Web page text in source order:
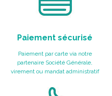
Paiement sécurisé
Paiement par carte via notre
partenaire Société Générale,
virement ou mandat administratif